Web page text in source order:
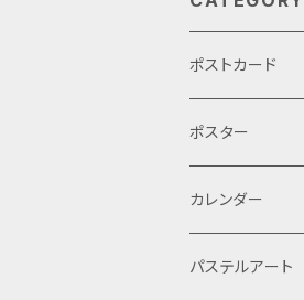
ポストカード
ポスター
カレンダー
パステルアート